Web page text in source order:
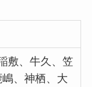
敷、牛久、笠
嶋、神栖、大